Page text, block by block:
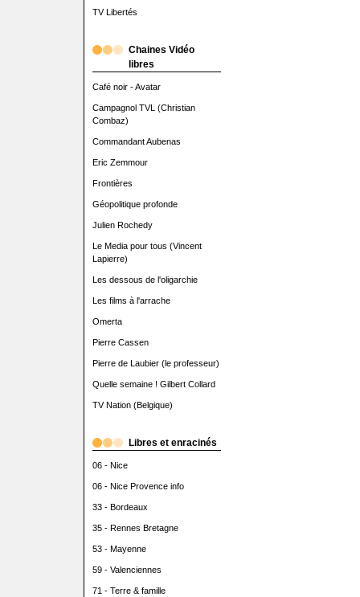
TV Libertés
Chaines Vidéo
libres
Café noir - Avatar
Campagnol TVL (Christian
Combaz)
Commandant Aubenas
Eric Zemmour
Frontières
Géopolitique profonde
Julien Rochedy
Le Media pour tous (Vincent
Lapierre)
Les dessous de l'oligarchie
Les films à l'arrache
Omerta
Pierre Cassen
Pierre de Laubier (le professeur)
Quelle semaine ! Gilbert Collard
TV Nation (Belgique)
Libres et enracinés
06 - Nice
06 - Nice Provence info
33 - Bordeaux
35 - Rennes Bretagne
53 - Mayenne
59 - Valenciennes
71 - Terre & famille